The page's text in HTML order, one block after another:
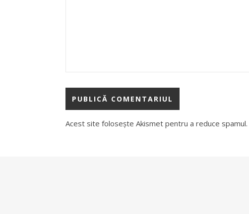
Acest site folosește Akismet pentru a reduce spamul.